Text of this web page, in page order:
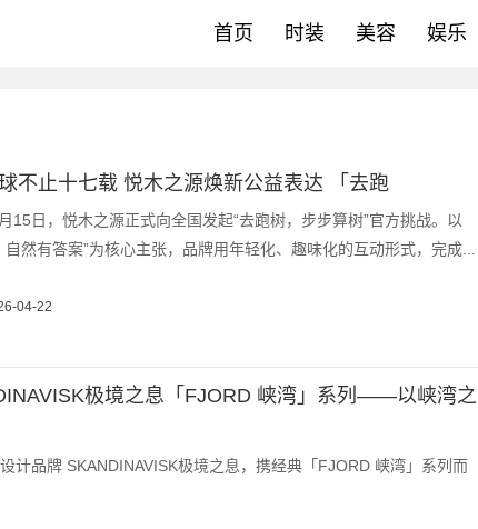
首页 时装 美容 娱乐
不止十七载 悦木之源焕新公益表达 「去跑
15日，悦木之源正式向全国发起“去跑树，步步算树”官方挑战。以
自然有答案”为核心主张，品牌用年轻化、趣味化的互动形式，完成...
04-22
极境之息「FJORD 峡湾」系列——以峡湾之
计品牌 SKANDINAVISK极境之息，携经典「FJORD 峡湾」系列而